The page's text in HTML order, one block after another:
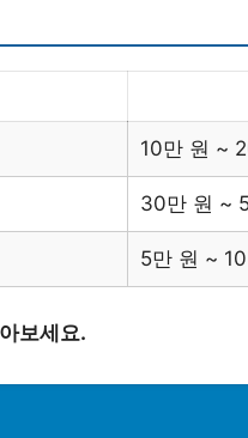
10만 원 ~
30만 원 ~
5만 원 ~
보세요.